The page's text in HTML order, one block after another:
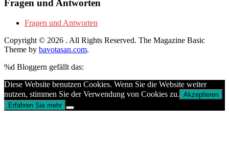
Fragen und Antworten
Fragen und Antworten
Copyright © 2026 . All Rights Reserved. The Magazine Basic
Theme by bavotasan.com.
%d Bloggern gefällt das:
Diese Website benutzen Cookies. Wenn Sie die Website weiter
nutzen, stimmen Sie der Verwendung von Cookies zu. Akzeptieren
Erfahren Sie mehr